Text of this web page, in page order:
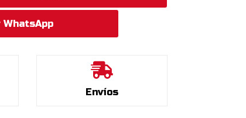

Envíos